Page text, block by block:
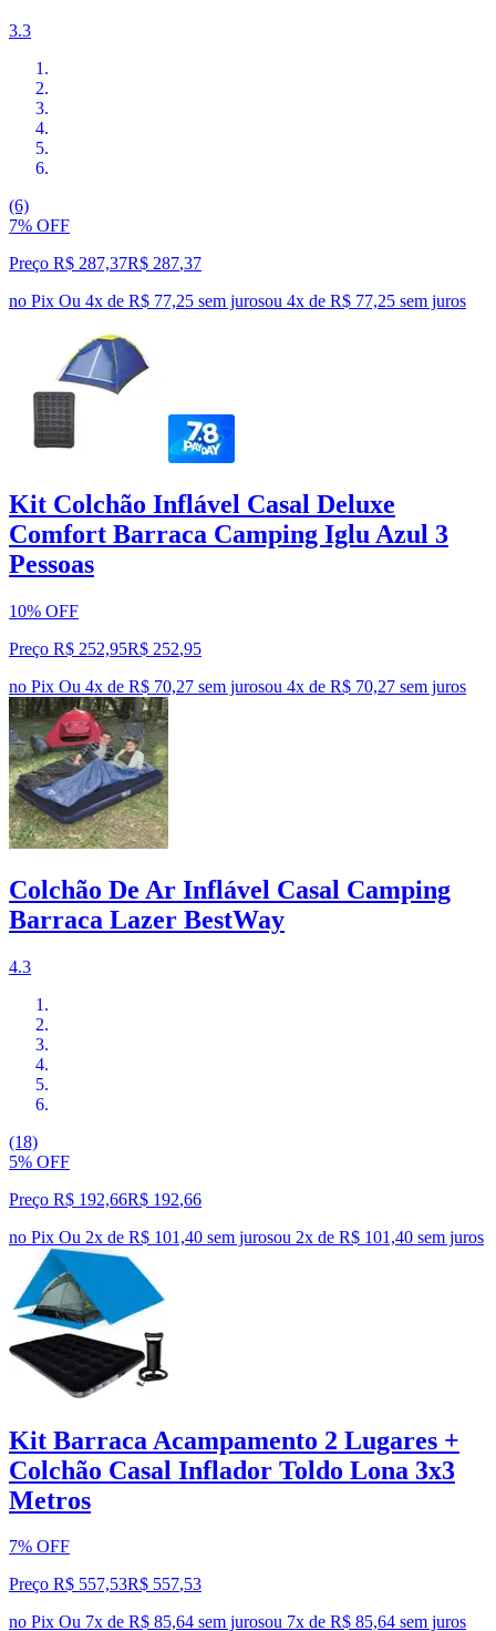
3.3
(6)
7% OFF
Preço R$ 287,37R$ 287,37
no Pix Ou 4x de R$ 77,25 sem jurosou 4x de R$ 77,25 sem juros
Kit Colchão Inflável Casal Deluxe
Comfort Barraca Camping Iglu Azul 3
Pessoas
10% OFF
Preço R$ 252,95R$ 252,95
no Pix Ou 4x de R$ 70,27 sem jurosou 4x de R$ 70,27 sem juros
Colchão De Ar Inflável Casal Camping
Barraca Lazer BestWay
4.3
(18)
5% OFF
Preço R$ 192,66R$ 192,66
no Pix Ou 2x de R$ 101,40 sem jurosou 2x de R$ 101,40 sem juros
Kit Barraca Acampamento 2 Lugares +
Colchão Casal Inflador Toldo Lona 3x3
Metros
7% OFF
Preço R$ 557,53R$ 557,53
no Pix Ou 7x de R$ 85,64 sem jurosou 7x de R$ 85,64 sem juros